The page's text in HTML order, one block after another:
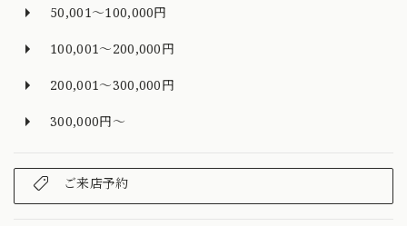
50,001～100,000円
100,001～200,000円
200,001～300,000円
300,000円～
ご来店予約